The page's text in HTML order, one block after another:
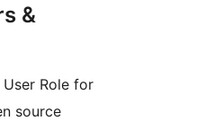
&
Role for
source